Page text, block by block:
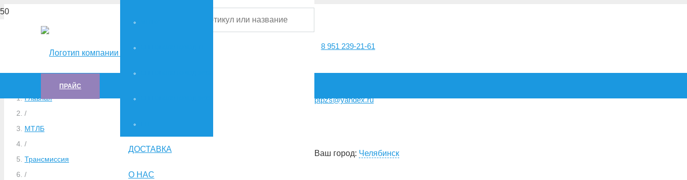
8 951 239-21-61
ptpzs@yandex.ru
Ваш город: Челябинск
ПРАЙС
ДОСТАВКА
О НАС
Главная
/
МТЛБ
/
Трансмиссия
/